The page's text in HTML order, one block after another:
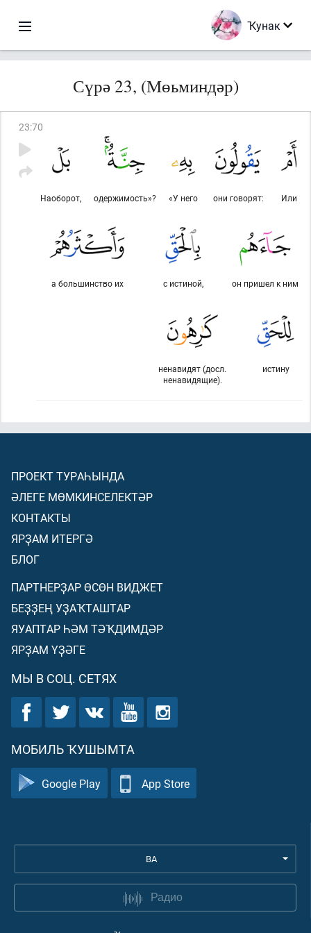
Ҡунак
Сүрә 23, (Мөьминдәр)
23:70
Или
они говорят:
«У него
одержимость»?
Наоборот,
он пришел к ним
с истиной,
а большинство их
истину
ненавидят (досл.
ненавидящие).
ПРОЕКТ ТУРАҺЫНДА
ӘЛЕГЕ МӨМКИНСЕЛЕКТӘР
КОНТАКТЫ
ЯРҘАМ ИТЕРГӘ
БЛОГ
ПАРТНЕРҘАР ӨСӨН ВИДЖЕТ
БЕҘҘЕҢ УҘАҠТАШТАР
ЯУАПТАР ҺӘМ ТӘҠДИМДӘР
ЯРҘАМ ҮҘӘГЕ
МЫ В СОЦ. СЕТЯХ
МОБИЛЬ ҠУШЫМТА
Google Play App Store
BA
Радио